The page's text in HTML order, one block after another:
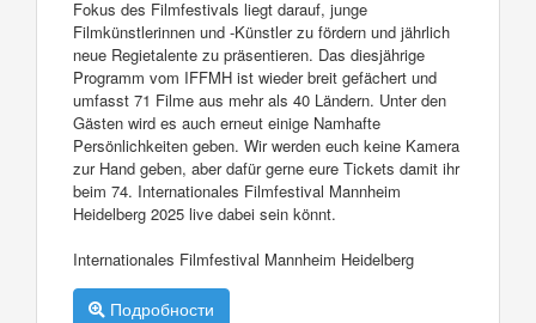
Fokus des Filmfestivals liegt darauf, junge
Filmkünstlerinnen und -Künstler zu fördern und jährlich
neue Regietalente zu präsentieren. Das diesjährige
Programm vom IFFMH ist wieder breit gefächert und
umfasst 71 Filme aus mehr als 40 Ländern. Unter den
Gästen wird es auch erneut einige Namhafte
Persönlichkeiten geben. Wir werden euch keine Kamera
zur Hand geben, aber dafür gerne eure Tickets damit ihr
beim 74. Internationales Filmfestival Mannheim
Heidelberg 2025 live dabei sein könnt.
Internationales Filmfestival Mannheim Heidelberg
Подробности